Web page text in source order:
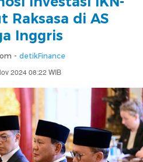
Raksasa di AS
Inggris
- detikFinance
2024 08:22 WIB